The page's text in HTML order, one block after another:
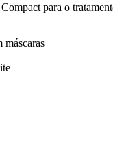
para o
máscaras